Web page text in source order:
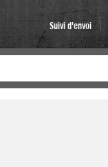
Suivi d'envoi